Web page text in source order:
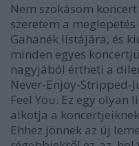
Nem szokásom
szeretem a
Gahanék listájára, és
minden egyes
nagyjából értheti a
Never-Enjoy-Stripped-
Feel You. Ez egy
alkotja a
Ehhez jönnek az új